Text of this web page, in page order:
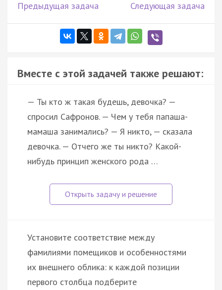
Предыдущая задача Следующая задача
Вместе с этой задачей также решают:
— Ты кто ж такая будешь, девочка? —
спросил Сафронов. — Чем у тебя папаша-
мамаша занимались? — Я никто, — сказала
девочка. — Отчего же ты никто? Какой-
нибудь принцип женского рода …
Установите соответствие между
фамилиями помещиков и особенностями
их внешнего облика: к каждой позиции
первого столбца подберите